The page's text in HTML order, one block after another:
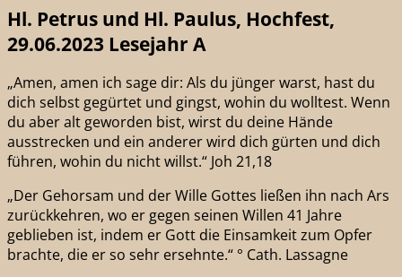
Hl. Petrus und Hl. Paulus, Hochfest,
29.06.2023 Lesejahr A
„Amen, amen ich sage dir: Als du jünger warst, hast du
dich selbst gegürtet und gingst, wohin du wolltest. Wenn
du aber alt geworden bist, wirst du deine Hände
ausstrecken und ein anderer wird dich gürten und dich
führen, wohin du nicht willst.“ Joh 21,18
„Der Gehorsam und der Wille Gottes ließen ihn nach Ars
zurückkehren, wo er gegen seinen Willen 41 Jahre
geblieben ist, indem er Gott die Einsamkeit zum Opfer
brachte, die er so sehr ersehnte.“ ° Cath. Lassagne